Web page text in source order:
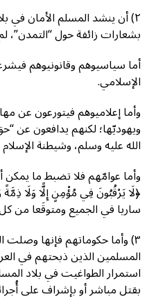
٢) أن ينشد المسلم الأمان في
بشعارات زائفة حول “التمدن”،
أما سياسيوهم وقانونيوهم
الإسلامي.
وأما إعلاميوهم فيتورعون عن
ويهوديّها؛ لكنهم يدافعون عن
الله عليه وسلم، وشيطنة
وأما عوامّهم فلا تضبط ما يمكن
﴿لَا يَرْقُبُونَ فِي مُؤْمِنٍ إِلًّا وَلَا
ساريا في الجميع ومتوقَعا من
٣) وأما حكوماتهم فإنها وصلت
المسلمين الذين ذبحتهم في
استمرار الطواغيت في بلاد
بقتل مباشر أو بإشراف على